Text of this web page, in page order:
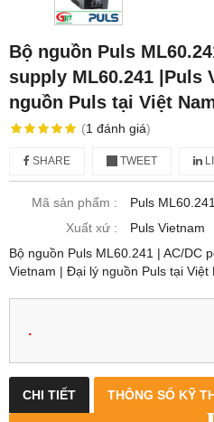
Bộ nguồn Puls
supply ML60.241 |Puls
nguồn Puls tại Việt
(1 đánh giá)
SHARE TWEET
Mã sản phẩm :
Puls ML60.241
Xuất xứ :
Puls Vietnam
Bộ nguồn Puls ML60.241 | AC/DC
Vietnam | Đại lý nguồn Puls tại Việt
CHI TIẾT THÔNG SỐ KỸ